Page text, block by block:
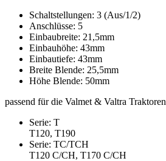
Schaltstellungen: 3 (Aus/1/2)
Anschlüsse: 5
Einbaubreite: 21,5mm
Einbauhöhe: 43mm
Einbautiefe: 43mm
Breite Blende: 25,5mm
Höhe Blende: 50mm
passend für die Valmet & Valtra Traktoren
Serie: T
T120, T190
Serie: TC/TCH
T120 C/CH, T170 C/CH